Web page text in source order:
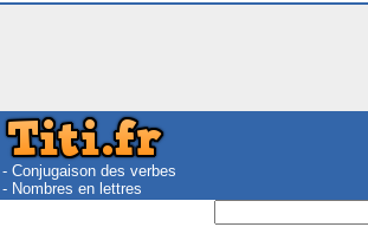
- Conjugaison des verbes
- Nombres en lettres